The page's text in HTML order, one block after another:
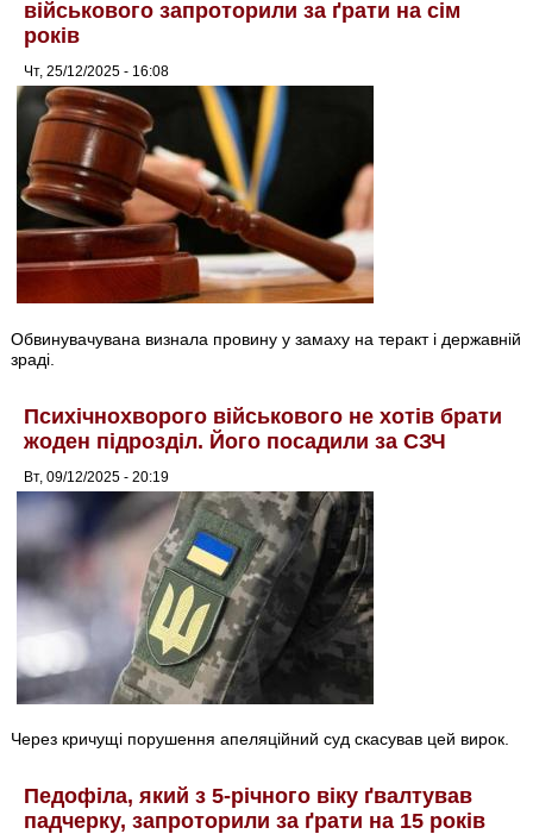
військового запроторили за ґрати на сім
років
Чт, 25/12/2025 - 16:08
Обвинувачувана визнала провину у замаху на теракт і державній
зраді.
Психічнохворого військового не хотів брати
жоден підрозділ. Його посадили за СЗЧ
Вт, 09/12/2025 - 20:19
Через кричущі порушення апеляційний суд скасував цей вирок.
Педофіла, який з 5-річного віку ґвалтував
падчерку, запроторили за ґрати на 15 років